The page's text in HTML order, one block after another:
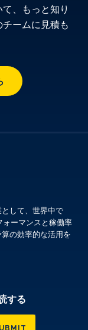
、もっと知り
ームに見積も
して、世界中で
ーマンスと稼働率
の効率的な活用を
する